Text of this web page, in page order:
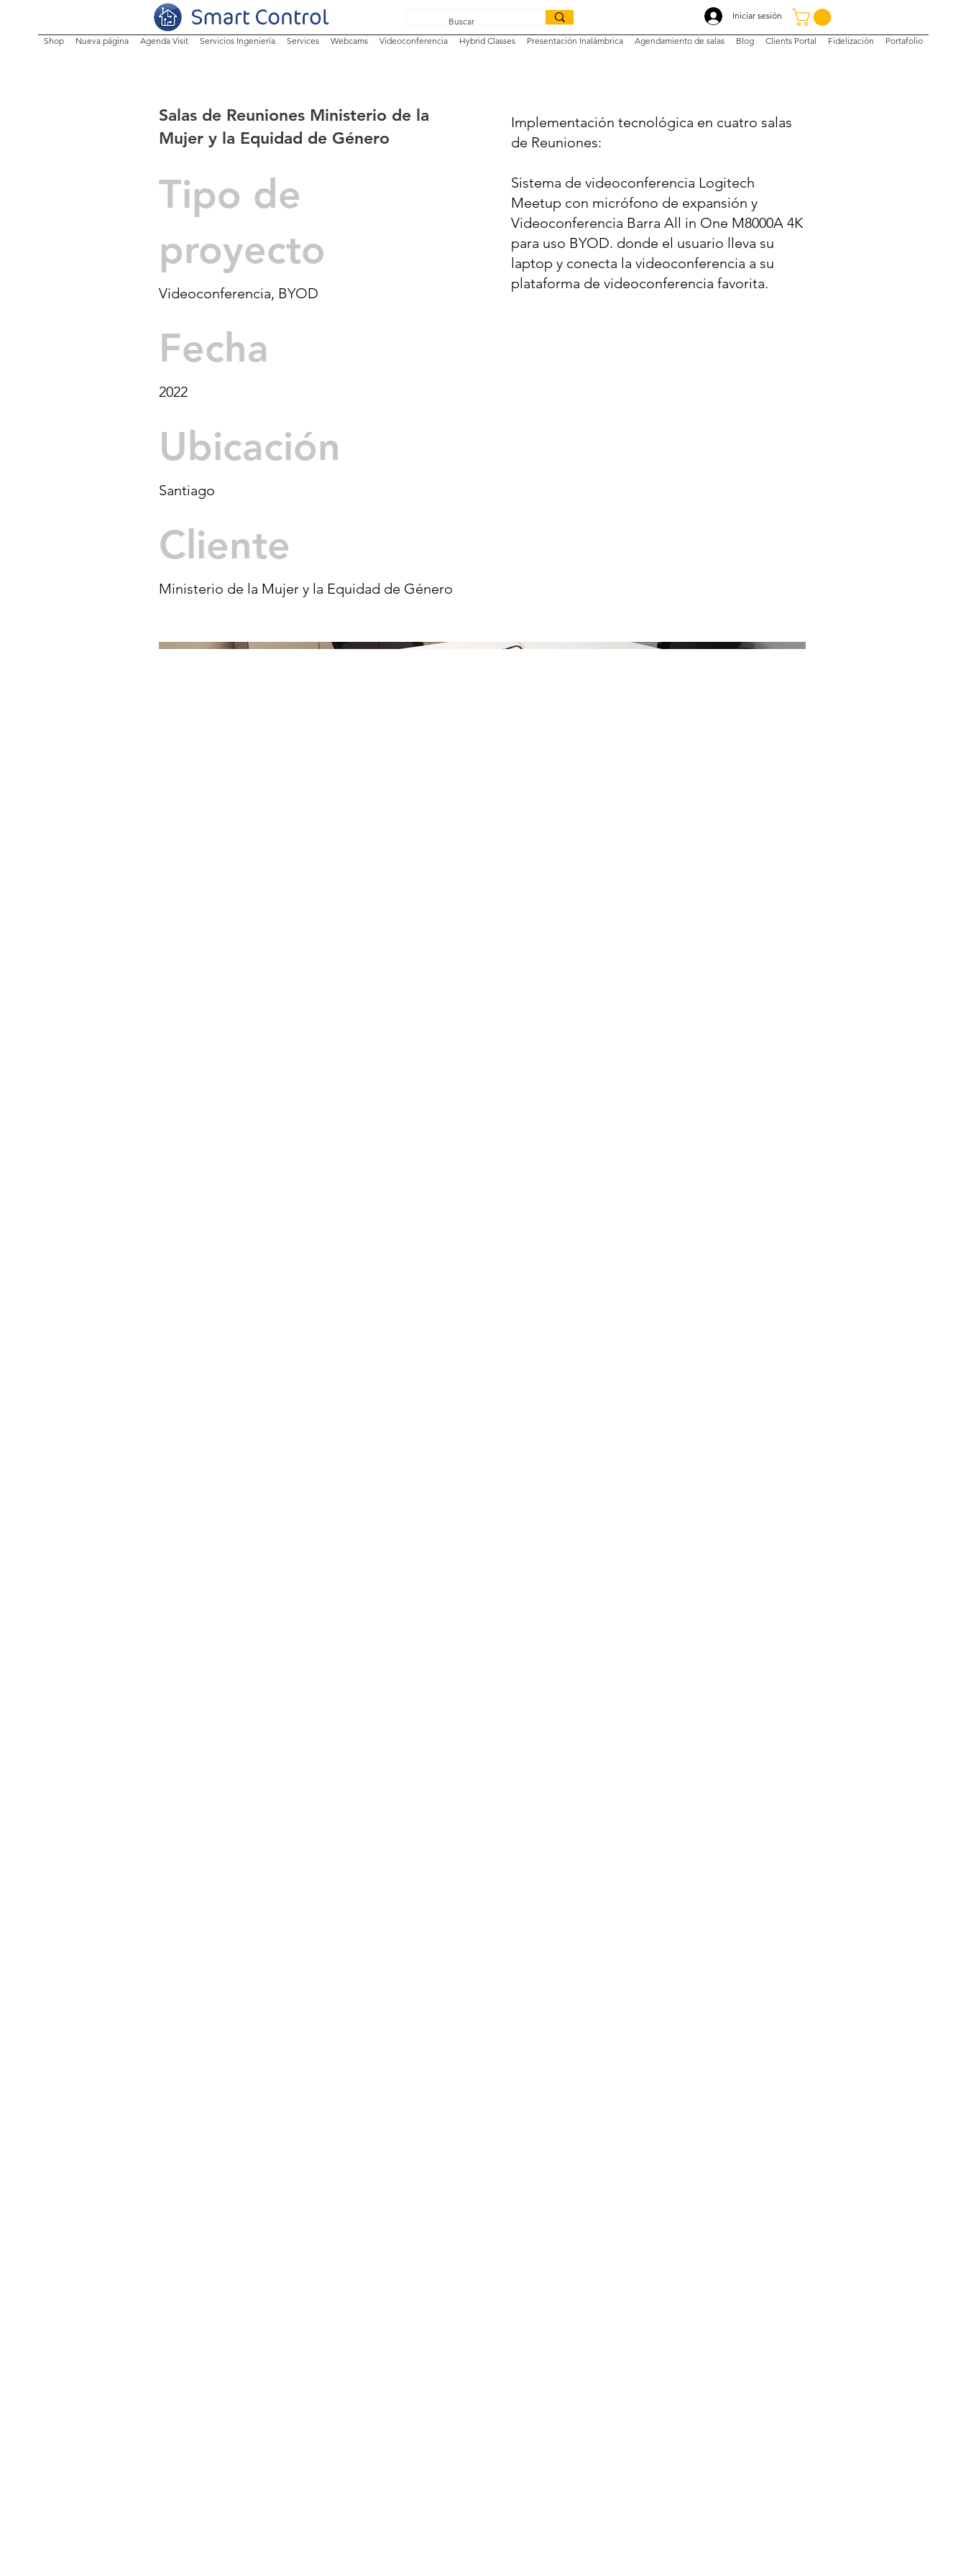
Iniciar sesión
Shop Nueva página Agenda Visit Servicios Ingeniería Services Webcams Videoconferencia Hybrid Classes Presentación Inalámbrica Agendamiento de salas Blog Clients Portal Fidelización Portafolio
Salas de Reuniones Ministerio de la
Mujer y la Equidad de Género
Tipo de
proyecto
Videoconferencia, BYOD
Fecha
2022
Ubicación
Santiago
Cliente
Ministerio de la Mujer y la Equidad de Género
Implementación tecnológica en cuatro salas
de Reuniones:
Sistema de videoconferencia Logitech
Meetup con micrófono de expansión y
Videoconferencia Barra All in One M8000A 4K
para uso BYOD. donde el usuario lleva su
laptop y conecta la videoconferencia a su
plataforma de videoconferencia favorita.